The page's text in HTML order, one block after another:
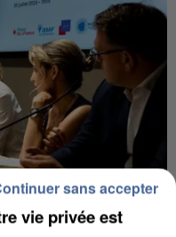
LANCE UN ÉLAN
vie privée est
sans accepter